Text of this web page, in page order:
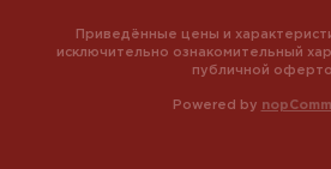
Powered by
Приведённые цены и
исключительно ознакомительный
публичной